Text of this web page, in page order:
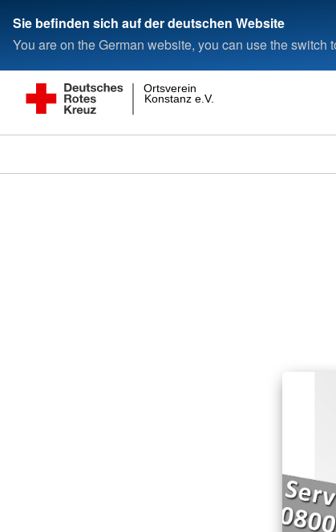
Sie befinden sich auf der deutschen Website
You are on the German website, you can use the switch
Konstanz e.V.
Ortsverein